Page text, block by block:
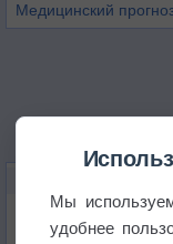
Медицинский
Мы
удобнее